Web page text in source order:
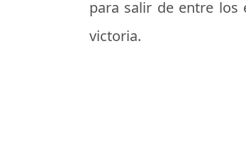
para salir de entre los
victoria.